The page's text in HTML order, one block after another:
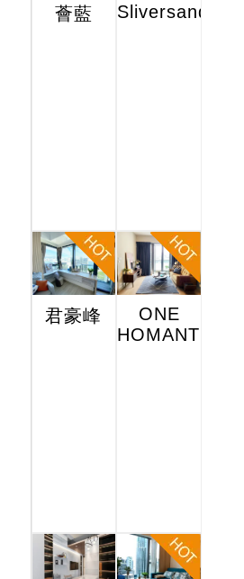
薈藍 Sliversands
君豪峰
ONE
HOMANTIN